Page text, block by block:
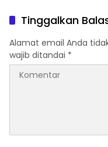
Tinggalkan
Alamat email Anda
wajib ditandai *